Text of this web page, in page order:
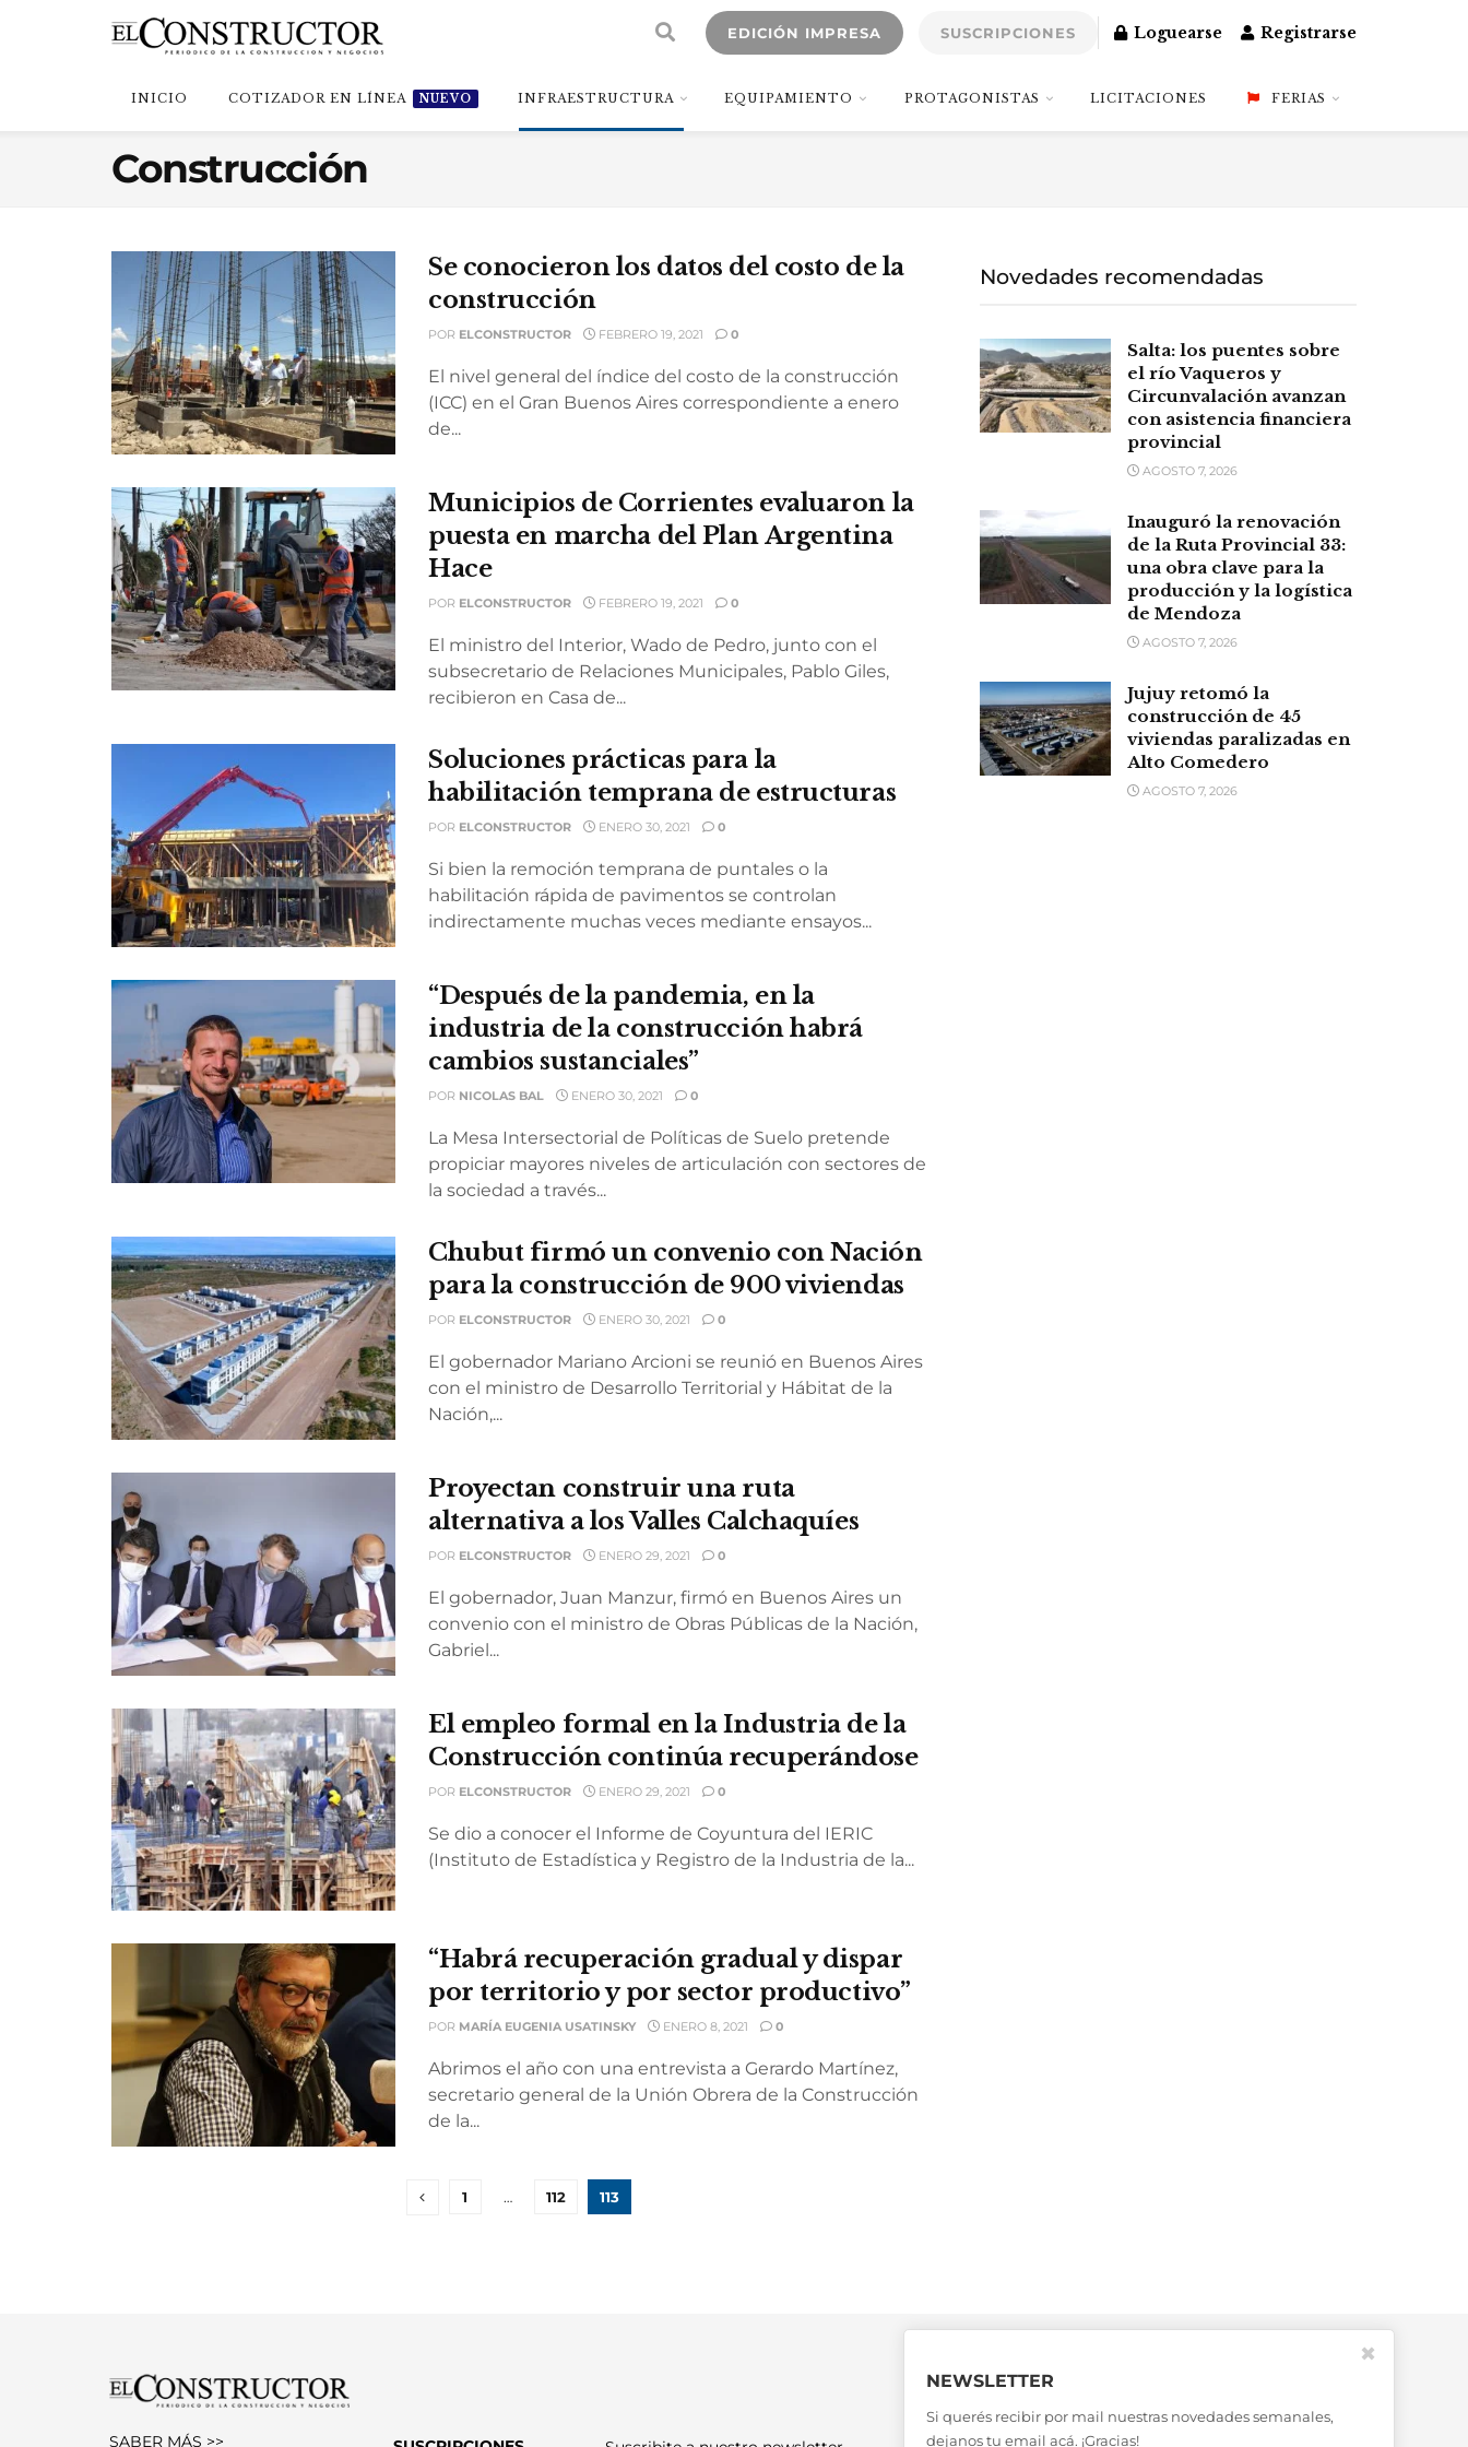
EDICIÓN IMPRESA SUSCRIPCIONES Loguearse Registrarse
INICIO COTIZADOR EN LÍNEA NUEVO INFRAESTRUCTURA EQUIPAMIENTO PROTAGONISTAS LICITACIONES FERIAS
Construcción
Se conocieron los datos del costo de la
construcción
POR ELCONSTRUCTOR FEBRERO 19, 2021 0
El nivel general del índice del costo de la construcción
(ICC) en el Gran Buenos Aires correspondiente a enero
de...
Municipios de Corrientes evaluaron la
puesta en marcha del Plan Argentina
Hace
POR ELCONSTRUCTOR FEBRERO 19, 2021 0
El ministro del Interior, Wado de Pedro, junto con el
subsecretario de Relaciones Municipales, Pablo Giles,
recibieron en Casa de...
Soluciones prácticas para la
habilitación temprana de estructuras
POR ELCONSTRUCTOR ENERO 30, 2021 0
Si bien la remoción temprana de puntales o la
habilitación rápida de pavimentos se controlan
indirectamente muchas veces mediante ensayos...
“Después de la pandemia, en la
industria de la construcción habrá
cambios sustanciales”
POR NICOLAS BAL ENERO 30, 2021 0
La Mesa Intersectorial de Políticas de Suelo pretende
propiciar mayores niveles de articulación con sectores de
la sociedad a través...
Chubut firmó un convenio con Nación
para la construcción de 900 viviendas
POR ELCONSTRUCTOR ENERO 30, 2021 0
El gobernador Mariano Arcioni se reunió en Buenos Aires
con el ministro de Desarrollo Territorial y Hábitat de la
Nación,...
Proyectan construir una ruta
alternativa a los Valles Calchaquíes
POR ELCONSTRUCTOR ENERO 29, 2021 0
El gobernador, Juan Manzur, firmó en Buenos Aires un
convenio con el ministro de Obras Públicas de la Nación,
Gabriel...
El empleo formal en la Industria de la
Construcción continúa recuperándose
POR ELCONSTRUCTOR ENERO 29, 2021 0
Se dio a conocer el Informe de Coyuntura del IERIC
(Instituto de Estadística y Registro de la Industria de la...
“Habrá recuperación gradual y dispar
por territorio y por sector productivo”
POR MARÍA EUGENIA USATINSKY ENERO 8, 2021 0
Abrimos el año con una entrevista a Gerardo Martínez,
secretario general de la Unión Obrera de la Construcción
de la...
1 … 112 113
Novedades recomendadas
Salta: los puentes sobre
el río Vaqueros y
Circunvalación avanzan
con asistencia financiera
provincial
AGOSTO 7, 2026
Inauguró la renovación
de la Ruta Provincial 33:
una obra clave para la
producción y la logística
de Mendoza
AGOSTO 7, 2026
Jujuy retomó la
construcción de 45
viviendas paralizadas en
Alto Comedero
AGOSTO 7, 2026
SABER MÁS >>
NEWSLETTER
Si querés recibir por mail nuestras novedades semanales,
dejanos tu email acá. ¡Gracias!
✖